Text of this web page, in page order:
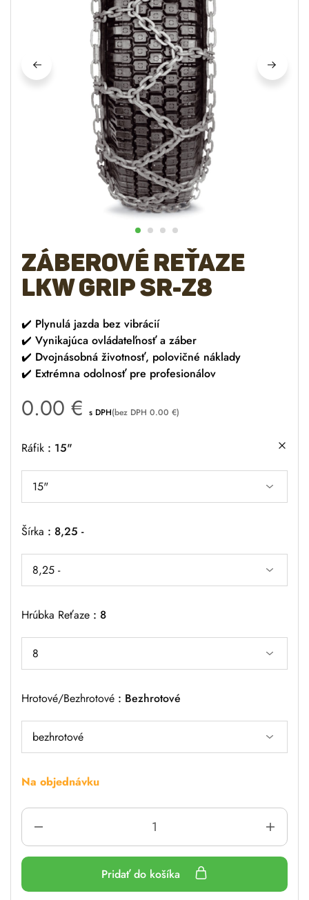
Záberové reťaze
LKW Grip SR-Z8
✔️ Plynulá jazda bez vibrácií
✔️ Vynikajúca ovládateľnosť a záber
✔️ Dvojnásobná životnosť, polovičné náklady
✔️ Extrémna odolnosť pre profesionálov
0.00 € s DPH(bez DPH 0.00 €)
Ráfik 15"
Šírka 8,25 -
Hrúbka Reťaze 8
Hrotové/bezhrotové Bezhrotové
Na objednávku
Pridať do košíka